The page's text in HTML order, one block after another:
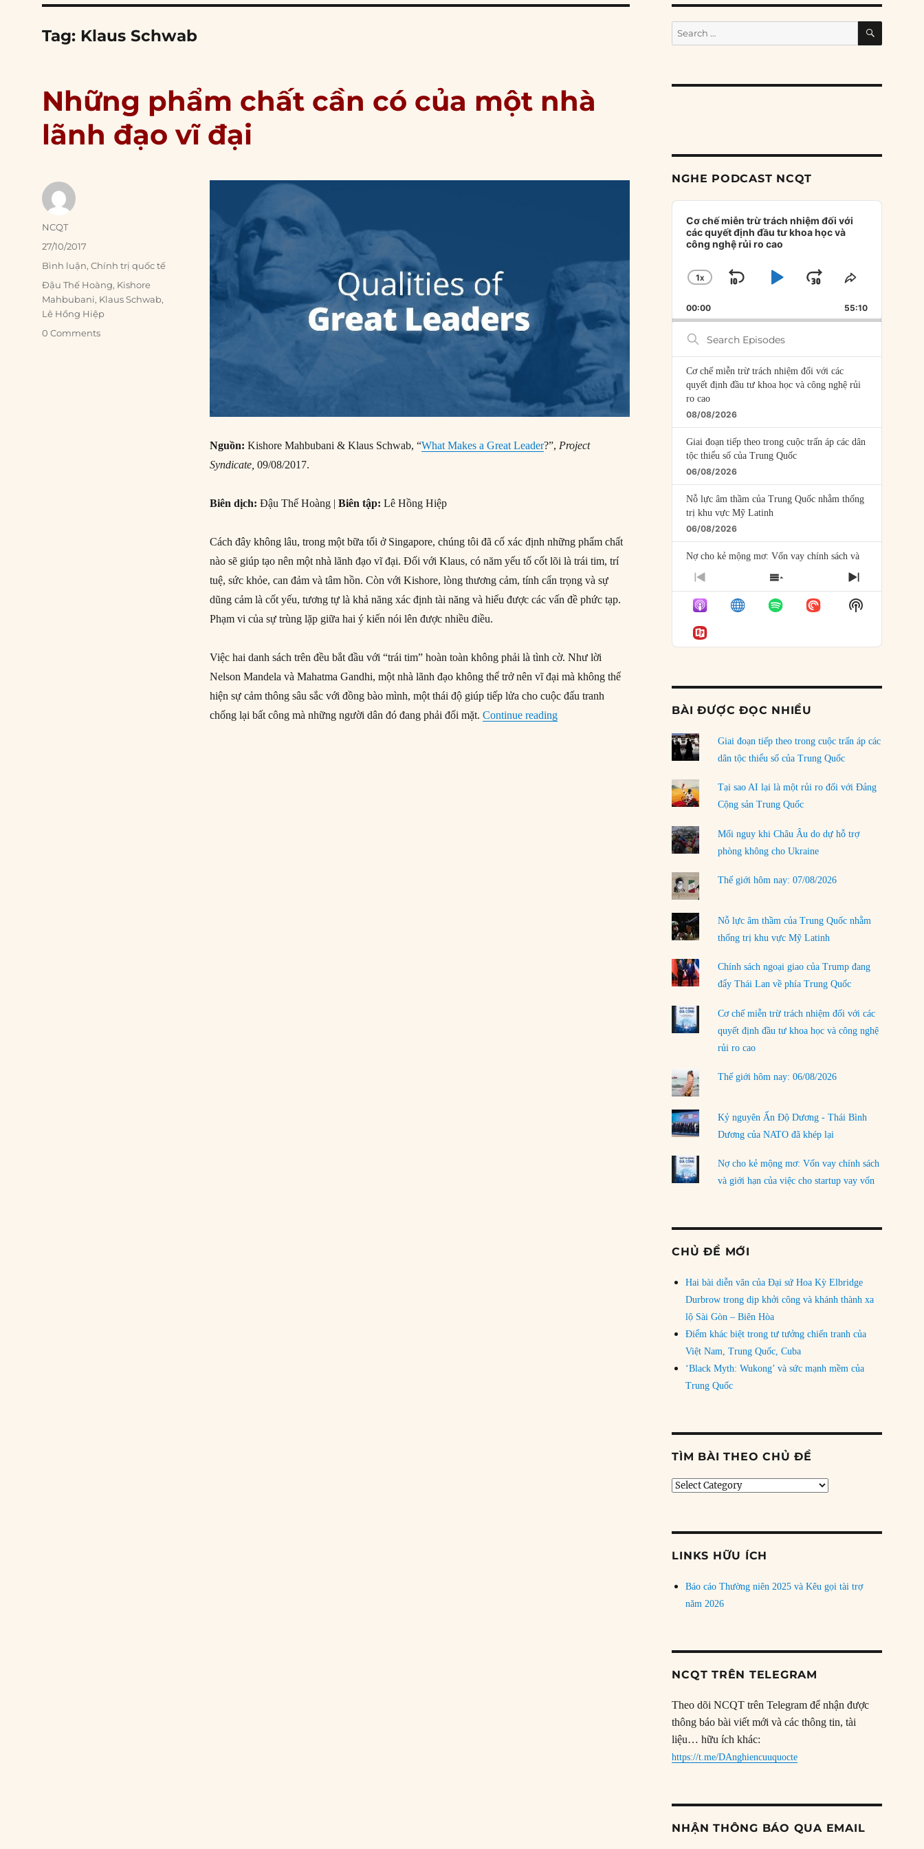
Tag: Klaus Schwab
Những phẩm chất cần có của một nhà
lãnh đạo vĩ đại
Nguồn:Kishore Mahbubani & Klaus Schwab, “What Makes a Great Leader?”, Project
Syndicate,09/08/2017.
Biên dịch:Đậu Thế Hoàng |Biên tập:Lê Hồng Hiệp
Cách đây không lâu, trong một bữa tối ở Singapore, chúng tôi đã cố xác định những phẩm chất
nào sẽ giúp tạo nên một nhà lãnh đạo vĩ đại. Đối với Klaus, có năm yếu tố cốt lõi là trái tim, trí
tuệ, sức khỏe, can đảm và tâm hồn. Còn với Kishore, lòng thương cảm, tính cẩn trọng và sự
dũng cảm là cốt yếu, tương tự là khả năng xác định tài năng và hiểu được các vấn đề phức tạp.
Phạm vi của sự trùng lặp giữa hai ý kiến nói lên được nhiều điều.
Việc hai danh sách trên đều bắt đầu với “trái tim” hoàn toàn không phải là tình cờ. Như lời
Nelson Mandela và Mahatma Gandhi, một nhà lãnh đạo không thể trở nên vĩ đại mà không thể
hiện sự cảm thông sâu sắc với đồng bào mình, một thái độ giúp tiếp lửa cho cuộc đấu tranh
chống lại bất công mà những người dân đó đang phải đối mặt.Continue reading“Những phẩm chất cần có của một nhà lãnh đạo vĩ đại”
Author
NCQT
Posted
on
27/10/2017
Categories
Bình luận,Chính trị quốc tế
Tags
Đậu Thế Hoàng, Kishore
Mahbubani, Klaus Schwab,
Lê Hồng Hiệp
0 Comments
Search
for:
SEARCH
NGHE PODCAST NCQT
Audio
Player
Cơ chế miễn trừ trách nhiệm đối với
các quyết định đầu tư khoa học và
công nghệ rủi ro cao
CHANGE
RATE
1X
SKIP
BACKWARD
PLAYJUMP
FORWARD
SHARE
EPISODE
00:00 55:10
Search
Episodes
Cơ chế miễn trừ trách nhiệm đối với các
quyết định đầu tư khoa học và công nghệ rủi
ro cao
08/08/2026
Giai đoạn tiếp theo trong cuộc trấn áp các dân
tộc thiểu số của Trung Quốc
06/08/2026
Nỗ lực âm thầm của Trung Quốc nhằm thống
trị khu vực Mỹ Latinh
06/08/2026
Nợ cho kẻ mộng mơ: Vốn vay chính sách và
giới hạn của việc cho startup vay vốn
Mỹ Latinh đang trở thành “phòng thí nghiệm”
của phe cánh hữu mới
04/08/2026
Ngoại trưởng Nhật Bản?
Dương
03/08/2026
Đặt cược vào thất bại: Các quỹ đầu tư mạo
hiểm quốc gia và khía cạnh chính trị của vốn
02/08/2026
Làm thế nào để kết thúc Chiến tranh Iran?
01/08/2026
Chiến lược kế tiếp của Bắc Kinh ở Biển Đông
31/07/2026
LOAD MORE
PREVIOUS
EPISODE
SHOW
EPISODES
LIST
NEXT
EPISODE
Show
Podcast
BÀI ĐƯỢC ĐỌC NHIỀU
Giai đoạn tiếp theo trong cuộc trấn áp các
dân tộc thiểu số của Trung Quốc
Tại sao AI lại là một rủi ro đối với Đảng
Cộng sản Trung Quốc
Mối nguy khi Châu Âu do dự hỗ trợ
phòng không cho Ukraine
Thế giới hôm nay: 07/08/2026
Nỗ lực âm thầm của Trung Quốc nhằm
thống trị khu vực Mỹ Latinh
Chính sách ngoại giao của Trump đang
đẩy Thái Lan về phía Trung Quốc
Cơ chế miễn trừ trách nhiệm đối với các
quyết định đầu tư khoa học và công nghệ
rủi ro cao
Thế giới hôm nay: 06/08/2026
Kỷ nguyên Ấn Độ Dương - Thái Bình
Dương của NATO đã khép lại
Nợ cho kẻ mộng mơ: Vốn vay chính sách
và giới hạn của việc cho startup vay vốn
CHỦ ĐỀ MỚI
Hai bài diễn văn của Đại sứ Hoa Kỳ Elbridge
Durbrow trong dịp khởi công và khánh thành xa
lộ Sài Gòn – Biên Hòa
Điểm khác biệt trong tư tưởng chiến tranh của
Việt Nam, Trung Quốc, Cuba
‘Black Myth: Wukong’ và sức mạnh mềm của
Trung Quốc
TÌM BÀI THEO CHỦ ĐỀ
Tìm
LINKS HỮU ÍCH
Báo cáo Thường niên 2025 và Kêu gọi tài trợ
năm 2026
NCQT TRÊN TELEGRAM
Theo dõi NCQT trên Telegram để nhận được
thông báo bài viết mới và các thông tin, tài
liệu… hữu ích khác:
https://t.me/DAnghiencuuquocte
NHẬN THÔNG BÁO QUA EMAIL